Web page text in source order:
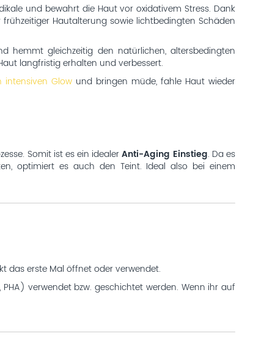
und bewahrt die Haut vor oxidativem Stress. Dank
Hautalterung sowie lichtbedingten Schäden
hemmt gleichzeitig den natürlichen, altersbedingten
langfristig erhalten und verbessert.
Glow und bringen müde, fahle Haut wieder
Somit ist es ein idealerAnti-Aging Einstieg. Da es
optimiert es auch den Teint. Ideal also bei einem
das erste Mal öffnet oder verwendet.
verwendet bzw. geschichtet werden. Wenn ihr auf